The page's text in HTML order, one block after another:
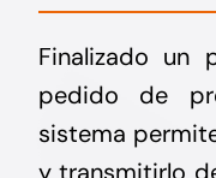
Finalizado un
pedido de
sistema
y transmitirlo